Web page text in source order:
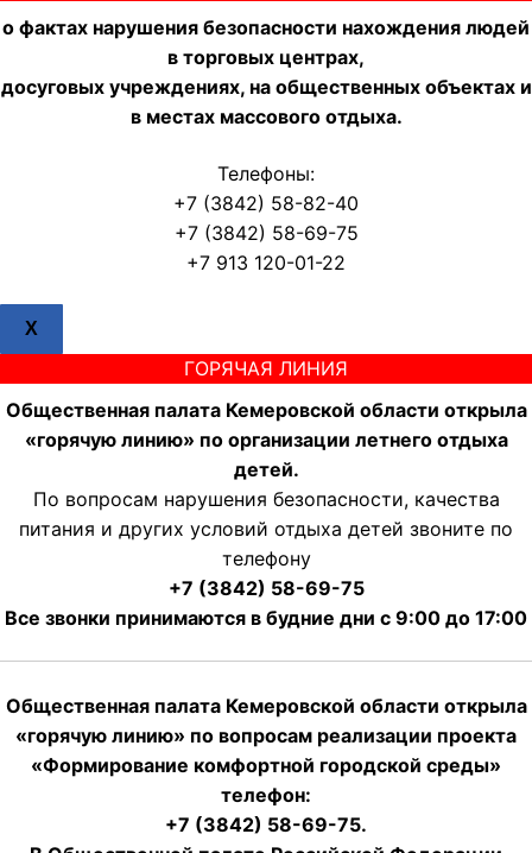
о фактах нарушения безопасности нахождения людей
в торговых центрах,
досуговых учреждениях, на общественных объектах и
в местах массового отдыха.
Телефоны:
+7 (3842) 58-82-40
+7 (3842) 58-69-75
+7 913 120-01-22
X
ГОРЯЧАЯ ЛИНИЯ
Общественная палата Кемеровской области открыла
«горячую линию» по организации летнего отдыха
детей.
По вопросам нарушения безопасности, качества
питания и других условий отдыха детей звоните по
телефону
+7 (3842) 58-69-75
Все звонки принимаются в будние дни с 9:00 до 17:00
Общественная палата Кемеровской области открыла
«горячую линию» по вопросам реализации проекта
«Формирование комфортной городской среды»
телефон:
+7 (3842) 58-69-75.